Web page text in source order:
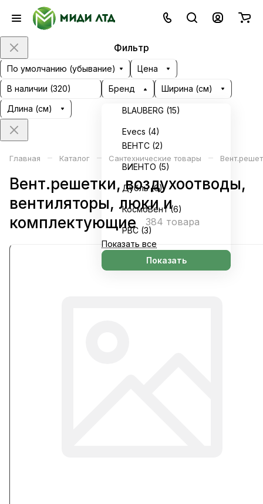
Фильтр
По умолчанию (убывание)
Цена
В наличии (320) Бренд
BLAUBERG (15)
Evecs (4)
ВЕНТС (2)
ВИЕНТО (5)
Дубль (6)
КосмоВент (6)
РВС (3)
Показать все
Показать
Ширина (см)
Длина (см)
Главная – Каталог – Сантехнические товары –
Вент.решетки, воздухоотводы,
вентиляторы, люки и
комплектующие
384 товара